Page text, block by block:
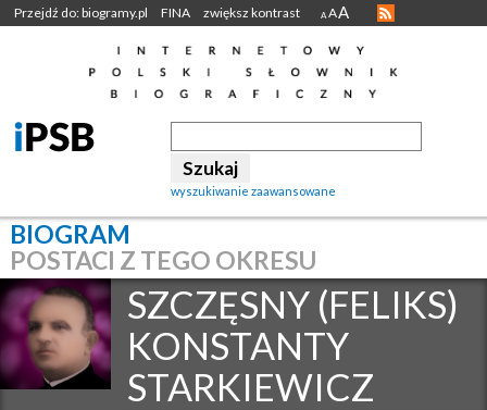
Przejdź do: biogramy.pl FINA zwiększ kontrast A AA
wyszukiwanie zaawansowane
BIOGRAM
POSTACI Z TEGO OKRESU
SZCZĘSNY (FELIKS)
KONSTANTY
STARKIEWICZ